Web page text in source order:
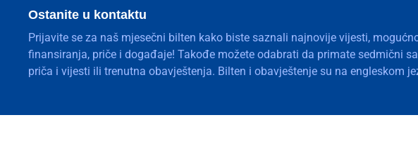
Ostanite u kontaktu
Prijavite se za naš mjesečni bilten kako biste saznali najnovije vijesti,
finansiranja, priče i događaje! Takođe možete odabrati da primate sedmični
priča i vijesti ili trenutna obavještenja. Bilten i obavještenje su na engleskom